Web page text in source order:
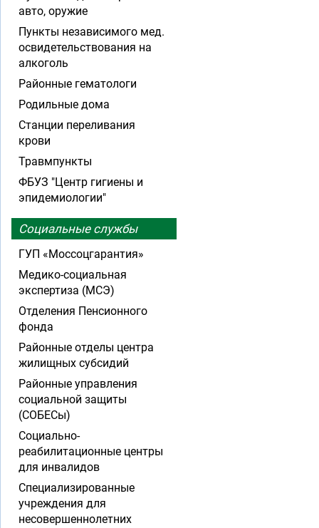
авто, оружие
Пункты независимого мед.
освидетельствования на
алкоголь
Районные гематологи
Родильные дома
Станции переливания
крови
Травмпункты
ФБУЗ "Центр гигиены и
эпидемиологии"
Социальные службы
ГУП «Моссоцгарантия»
Медико-социальная
экспертиза (МСЭ)
Отделения Пенсионного
фонда
Районные отделы центра
жилищных субсидий
Районные управления
социальной защиты
(СОБЕСы)
Социально-
реабилитационные центры
для инвалидов
Специализированные
учреждения для
несовершеннолетних